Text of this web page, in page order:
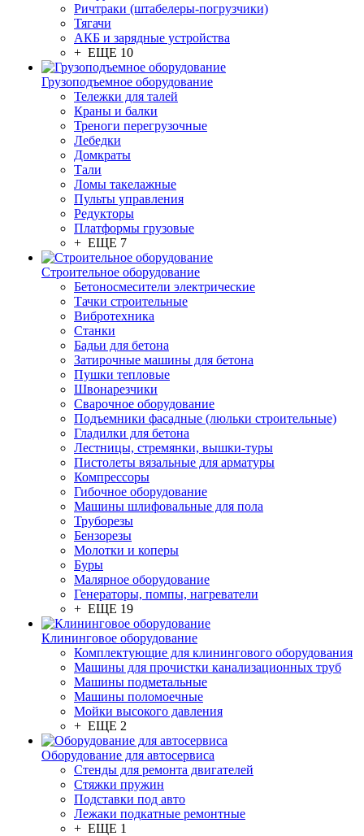
Ричтраки (штабелеры-погрузчики)
Тягачи
АКБ и зарядные устройства
+ ЕЩЕ 10
Грузоподъемное оборудование
Тележки для талей
Краны и балки
Треноги перегрузочные
Лебедки
Домкраты
Тали
Ломы такелажные
Пульты управления
Редукторы
Платформы грузовые
+ ЕЩЕ 7
Строительное оборудование
Бетоносмесители электрические
Тачки строительные
Вибротехника
Станки
Бадьи для бетона
Затирочные машины для бетона
Пушки тепловые
Швонарезчики
Сварочное оборудование
Подъемники фасадные (люльки строительные)
Гладилки для бетона
Лестницы, стремянки, вышки-туры
Пистолеты вязальные для арматуры
Компрессоры
Гибочное оборудование
Машины шлифовальные для пола
Труборезы
Бензорезы
Молотки и коперы
Буры
Малярное оборудование
Генераторы, помпы, нагреватели
+ ЕЩЕ 19
Клининговое оборудование
Комплектующие для клинингового оборудования
Машины для прочистки канализационных труб
Машины подметальные
Машины поломоечные
Мойки высокого давления
+ ЕЩЕ 2
Оборудование для автосервиса
Стенды для ремонта двигателей
Стяжки пружин
Подставки под авто
Лежаки подкатные ремонтные
+ ЕЩЕ 1